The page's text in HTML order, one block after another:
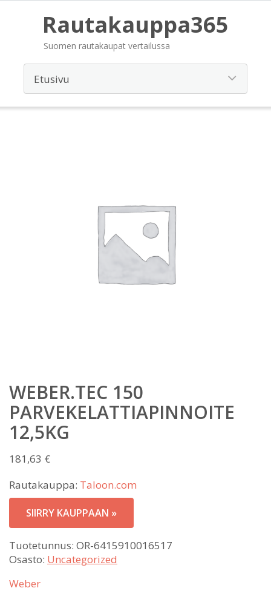
Rautakauppa365
Suomen rautakaupat vertailussa
WEBER.TEC 150
PARVEKELATTIAPINNOITE
12,5KG
181,63 €
Rautakauppa: Taloon.com
SIIRRY KAUPPAAN »
Tuotetunnus: OR-6415910016517
Osasto: Uncategorized
Weber